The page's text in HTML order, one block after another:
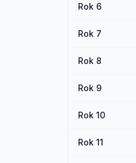
Rok 6
Rok 7
Rok 8
Rok 9
Rok 10
Rok 11